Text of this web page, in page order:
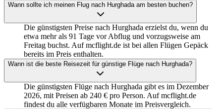
Wann sollte ich meinen Flug nach Hurghada am besten buchen?
Die günstigsten Preise nach Hurghada erzielst du, wenn du
etwa mehr als 91 Tage vor Abflug und vorzugsweise am
Freitag buchst. Auf mcflight.de ist bei allen Flügen Gepäck
bereits im Preis enthalten.
Wann ist die beste Reisezeit für günstige Flüge nach Hurghada?
Die günstigsten Flüge nach Hurghada gibt es im Dezember
2026, mit Preisen ab 240 € pro Person. Auf mcflight.de
findest du alle verfügbaren Monate im Preisvergleich.